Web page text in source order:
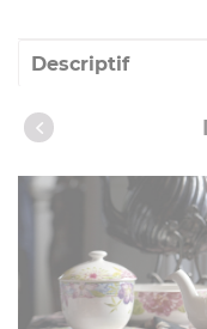
Descriptif
Caractéristiques